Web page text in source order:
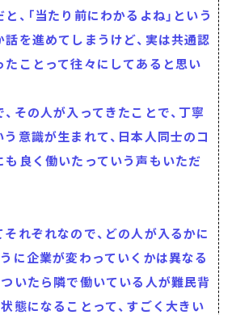
、「当たり前にわかるよね」という
を進めてしまうけど、実は共通認
ことって往々にしてあると思い
その人が入ってきたことで、丁寧
意識が生まれて、日本人同士のコ
も良く働いたっていう声もいただ
れぞれなので、どの人が入るかに
に企業が変わっていくかは異なる
ついたら隣で働いている人が難民背
態になることって、すごく大きい